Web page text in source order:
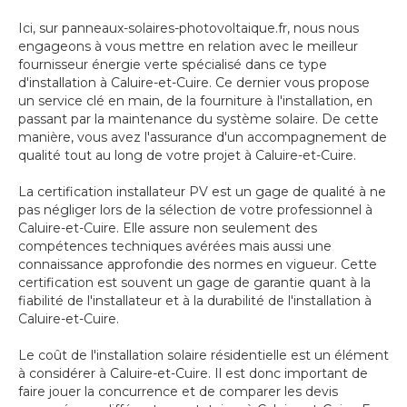
Ici, sur panneaux-solaires-photovoltaique.fr, nous nous
engageons à vous mettre en relation avec le meilleur
fournisseur énergie verte spécialisé dans ce type
d'installation à Caluire-et-Cuire. Ce dernier vous propose
un service clé en main, de la fourniture à l'installation, en
passant par la maintenance du système solaire. De cette
manière, vous avez l'assurance d'un accompagnement de
qualité tout au long de votre projet à Caluire-et-Cuire.
La certification installateur PV est un gage de qualité à ne
pas négliger lors de la sélection de votre professionnel à
Caluire-et-Cuire. Elle assure non seulement des
compétences techniques avérées mais aussi une
connaissance approfondie des normes en vigueur. Cette
certification est souvent un gage de garantie quant à la
fiabilité de l'installateur et à la durabilité de l'installation à
Caluire-et-Cuire.
Le coût de l'installation solaire résidentielle est un élément
à considérer à Caluire-et-Cuire. Il est donc important de
faire jouer la concurrence et de comparer les devis